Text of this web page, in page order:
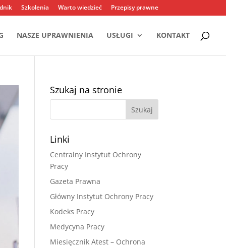
Szkolenia Warto wiedzieć Przepisy prawne
NASZE UPRAWNIENIA USŁUGI KONTAKT
Szukaj na stronie
Linki
Centralny Instytut Ochrony
Pracy
Gazeta Prawna
Główny Instytut Ochrony Pracy
Kodeks Pracy
Medycyna Pracy
Miesięcznik Atest – Ochrona